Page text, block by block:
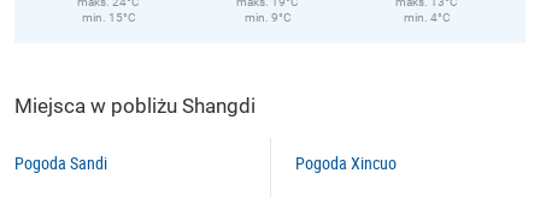
min. 15°C
min. 9°C
min. 4°C
Miejsca w pobliżu Shangdi
Pogoda Sandi Pogoda Xincuo